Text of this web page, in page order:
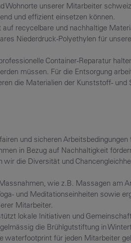
Wohnorte unserer Mitarbeiter
und effizient einsetzen können.
recycelbare und nachhaltige
Niederdruck-Polyethylen für unsere
Container-Reparatur
müssen. Für die Entsorgung
die Materialien der Kunststoff- und
und sicheren
in Bezug auf Nachhaltigkeit
die Diversität und
wie z.B. Massagen am
und Meditationseinheiten sowie
Mitarbeiter.
lokale Initiativen und
die Brühlgutstiftung in
waterfootprint für jeden Mitarbeiter